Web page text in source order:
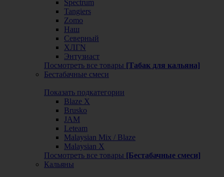
Spectrum
Tangiers
Zomo
Наш
Северный
ХЛГN
Энтузиаст
Посмотреть все товары [Табак для кальяна]
Бестабачные смеси
Показать подкатегории
Blaze X
Brusko
JAM
Leteam
Malaysian Mix / Blaze
Malaysian X
Посмотреть все товары [Бестабачные смеси]
Кальяны